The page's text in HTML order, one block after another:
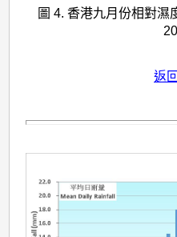
圖 4. 香港九月份相對濕
返